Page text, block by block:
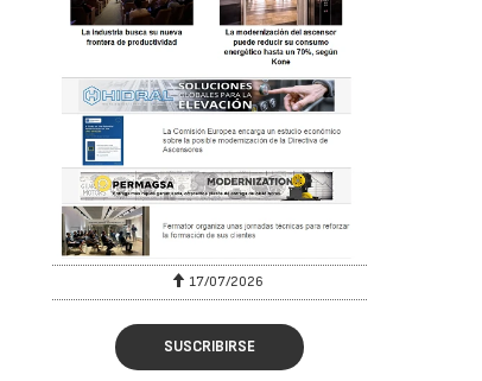
SUSCRIBIRSE